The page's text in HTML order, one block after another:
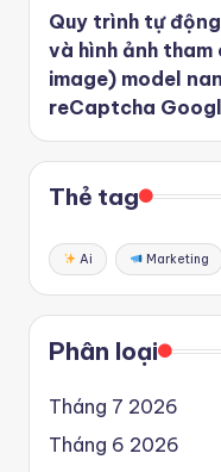
Quy trình tự
và hình ảnh
image) model
reCaptcha
Thẻ tag
Ai Marketing
Phân loại
Tháng 7 2026
Tháng 6 2026